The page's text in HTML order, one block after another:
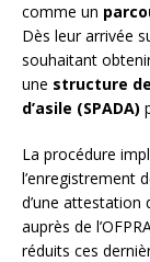
comme un
Dès leur arrivée
souhaitant
une structure
d’asile (SPADA)
La procédure
l’enregistrement
d’une attestation
auprès de
réduits ces